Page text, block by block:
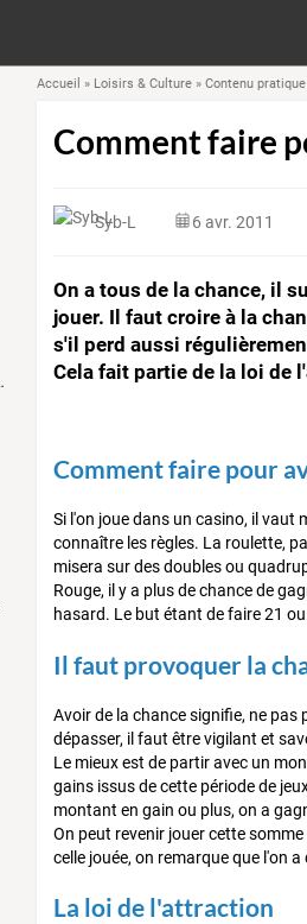
Accueil » Loisirs & Culture» Contenu pratique
Comment faire
Syb-L 6 avr. 2011
On a tous de la chance, il
jouer. Il faut croire à la
s'il perd aussi
Cela fait partie de la loi de
Comment faire pour
Si l'on joue dans un casino, il vaut
connaître les règles. La roulette,
misera sur des doubles ou
Rouge, il y a plus de chance de
hasard. Le but étant de faire 21
Il faut provoquer la
Avoir de la chance signifie, ne pas
dépasser, il faut être vigilant et
Le mieux est de partir avec un
gains issus de cette période de
montant en gain ou plus, on a
On peut revenir jouer cette
celle jouée, on remarque que l'on
La loi de l'attraction